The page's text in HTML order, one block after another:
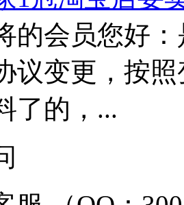
的会员您好
议变更，按
了的，...